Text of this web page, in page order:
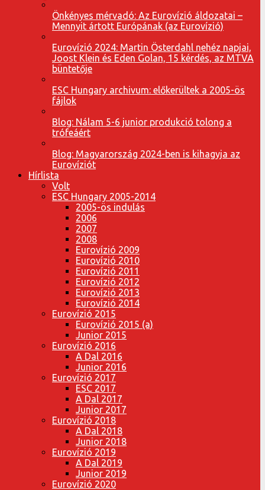
Önkényes mérvadó: Az Eurovízió áldozatai –
Mennyit ártott Európának (az Eurovízió)
Eurovízió 2024: Martin Österdahl nehéz napjai,
Joost Klein és Eden Golan, 15 kérdés, az MTVA
büntetője
ESC Hungary archivum: előkerültek a 2005-ös
fájlok
Blog: Nálam 5-6 junior produkció tolong a
trófeáért
Blog: Magyarország 2024-ben is kihagyja az
Eurovíziót
Hírlista
Volt
ESC Hungary 2005-2014
2005-ös indulás
2006
2007
2008
Eurovízió 2009
Eurovízió 2010
Eurovízió 2011
Eurovízió 2012
Eurovízió 2013
Eurovízió 2014
Eurovízió 2015
Eurovízió 2015 (a)
Junior 2015
Eurovízió 2016
A Dal 2016
Junior 2016
Eurovízió 2017
ESC 2017
A Dal 2017
Junior 2017
Eurovízió 2018
A Dal 2018
Junior 2018
Eurovízió 2019
A Dal 2019
Junior 2019
Eurovízió 2020